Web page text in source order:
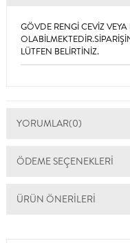
GÖVDE RENGİ CEVİZ VEYA
LÜTFEN BELİRTİNİZ.
YORUMLAR(0)
ÖDEME SEÇENEKLERI
ÜRÜN ÖNERILERI